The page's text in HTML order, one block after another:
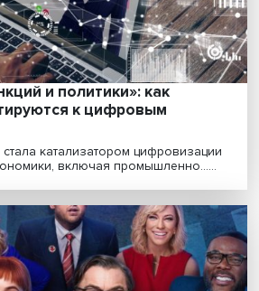
цифра поможет
услуги